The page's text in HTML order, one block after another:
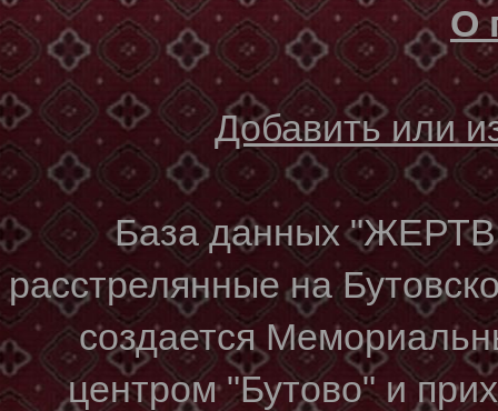
О
Добавить или
База данных
расстрелянные на
создается
центром "Бутово" и